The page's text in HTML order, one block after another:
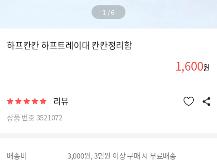
1 /6
하프칸칸 하프트레이대 칸칸정리함
1,600원
리뷰
상품 번호 3521072
배송비 3,000원, 3만원 이상 구매 시 무료배송